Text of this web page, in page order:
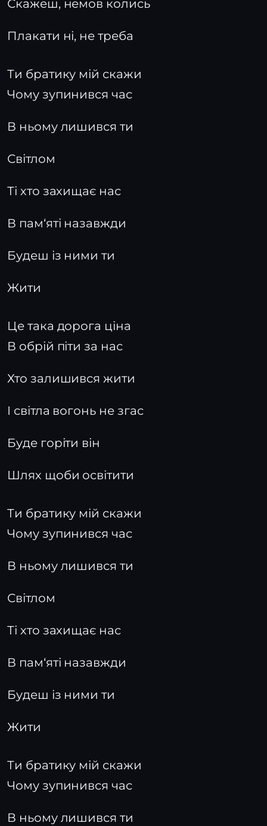
Скажеш, немов колись
Плакати ні, не треба
Ти братику мій скажи
Чому зупинився час
В ньому лишився ти
Світлом
Ті хто захищає нас
В пам‘яті назавжди
Будеш із ними ти
Жити
Це така дорога ціна
В обрій піти за нас
Хто залишився жити
І світла вогонь не згас
Буде горіти він
Шлях щоби освітити
Ти братику мій скажи
Чому зупинився час
В ньому лишився ти
Світлом
Ті хто захищає нас
В пам‘яті назавжди
Будеш із ними ти
Жити
Ти братику мій скажи
Чому зупинився час
В ньому лишився ти